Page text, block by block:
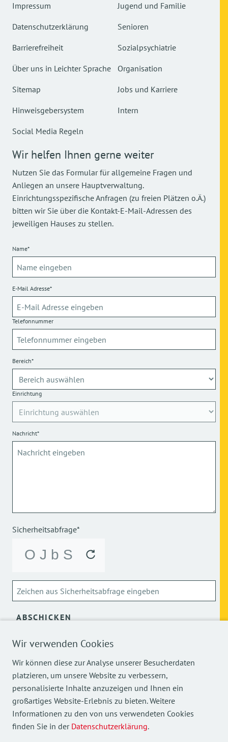
Wir verwenden Cookies
Wir können diese zur Analyse unserer Besucherdaten
platzieren, um unsere Website zu verbessern,
personalisierte Inhalte anzuzeigen und Ihnen ein
großartiges Website-Erlebnis zu bieten. Weitere
Informationen zu den von uns verwendeten Cookies
finden Sie in der Datenschutzerklärung.
Impressum
Datenschutzerklärung
Barrierefreiheit
Über uns in Leichter Sprache
Sitemap
Hinweisgebersystem
Social Media Regeln
Jugend und Familie
Senioren
Sozialpsychiatrie
Organisation
Jobs und Karriere
Intern
Wir helfen Ihnen gerne weiter
Nutzen Sie das Formular für allgemeine Fragen und
Anliegen an unsere Hauptverwaltung.
Einrichtungsspezifische Anfragen (zu freien Plätzen o.Ä.)
bitten wir Sie über die Kontakt-E-Mail-Adressen des
jeweiligen Hauses zu stellen.
Name*
E-Mail Adresse*
Telefonnummer
Bereich*
Einrichtung
Nachricht*
Sicherheitsabfrage*
ABSCHICKEN
Über die Verarbeitung meiner personenbezogenen Daten
Mehr Einblicke in unsere Arbeit finden Sie auch auf